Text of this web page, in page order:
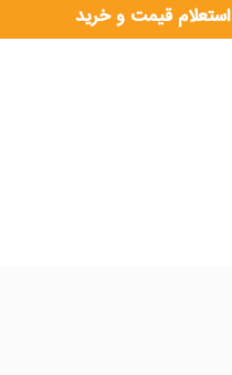
استعلام قیمت و خرید